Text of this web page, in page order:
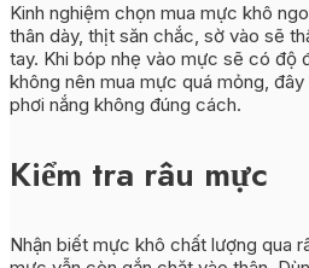
Kinh nghiệm chọn mua mực khô
thân dày, thịt săn chắc, sờ vào sẽ
tay. Khi bóp nhẹ vào mực sẽ có độ
không nên mua mực quá mỏng,
phơi nắng không đúng cách.
Kiểm tra râu mực
Nhận biết mực khô chất lượng qua